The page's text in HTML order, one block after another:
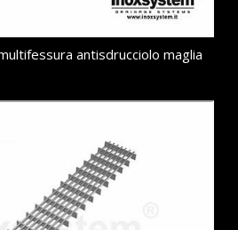
antisdrucciolo maglia